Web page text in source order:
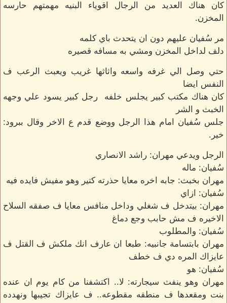
كان هناك العديد من الرجال اقوياء البنيه مهمتهم حارسه
المخزن.
مر سُفيان عليهم دون ان يتحدث باي كلمه
دلف لداخل المخزن ومشي به مسافه قصيره
حتي وصل الي غرفه واسعه واثاثها غريب ويعبث الرعب ف
النفس ايضا
كان هناك مكتب كبير يجلس خلفه رجل كبير يسود علي وجهه
الخبث و الشر
جلس سُفيان امام هذا الرجل ووضع قدم ع الاخر وقال ببرود:
خير.
الرجل ويدعي مهران: راشد الانصاري
سُفيان: ماله
مهران بخبث: جابه اخره معايا حذرته كتير وهو مفيش فايده فيه
سُفيان: ازاي
مهران: بيتدخل ف شغلي وداخل منافس معايا ف صفقه السلاح
الاخيره ف مش حابب وجع دماغ
سُفيان: والمطلوب
مهران بابتسامة جانبيه: طبعا ان عارف انك ملكش ف القتل ف
عايزاك المره دي ف خطف
سُفيان: هو
مهران وهو ينفث سيجارته: لا.. اكتشفنا من كام يوم ان عنده
بنت ومقعدها ف منطقه مقطوعه.. ف عايزاك تجيبها ونهدده